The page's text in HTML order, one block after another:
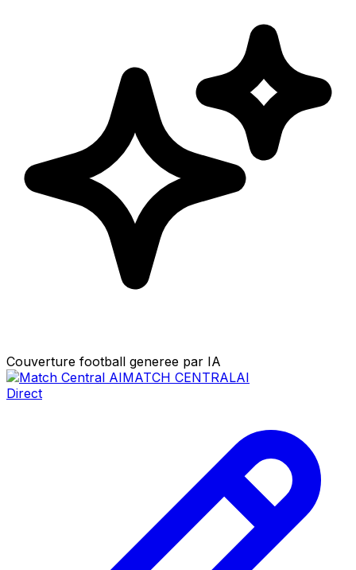
Couverture football generee par IA
MATCH CENTRALAI
Direct